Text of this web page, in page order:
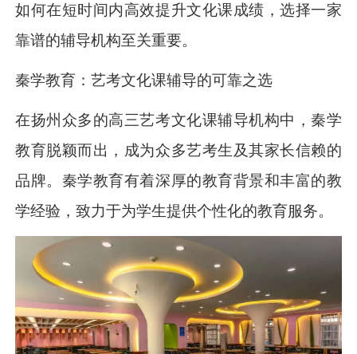
如何在短时间内高效提升文化课成绩，选择一家
靠谱的辅导机构至关重要。
秦学教育：艺考文化课辅导的可靠之选
在扬州众多的高三艺考文化课辅导机构中，秦学
教育脱颖而出，成为众多艺考生及其家长信赖的
品牌。秦学教育有着深厚的教育背景和丰富的教
学经验，致力于为学生提供个性化的教育服务。